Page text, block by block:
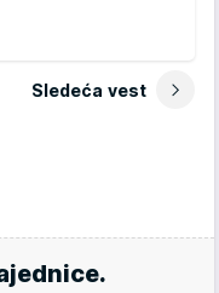
Sledeća vest